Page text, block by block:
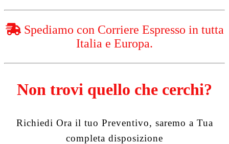
Spediamo con Corriere Espresso in tutta
Italia e Europa.
Non trovi quello che cerchi?
Richiedi Ora il tuo Preventivo, saremo a Tua
completa disposizione